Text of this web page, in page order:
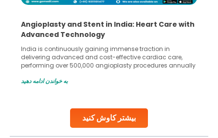
بیشتر کاوش کنید
Angioplasty and Stent in India: Heart Care with
Advanced Technology
India is continuously gaining immense traction in
delivering advanced and cost-effective cardiac care,
performing over 500,000 angioplasty procedures annually
globe are searching for treatments like angioplasty and
Studies, such as one published
به خواندن ادامه دهید